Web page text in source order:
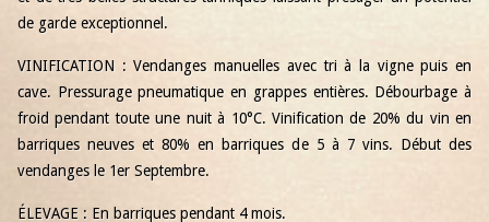
de garde exceptionnel.
VINIFICATION : Vendanges manuelles avec tri à la vigne puis en
cave. Pressurage pneumatique en grappes entières. Débourbage à
froid pendant toute une nuit à 10°C. Vinification de 20% du vin en
barriques neuves et 80% en barriques de 5 à 7 vins. Début des
vendanges le 1er Septembre.
ÉLEVAGE : En barriques pendant 4 mois.